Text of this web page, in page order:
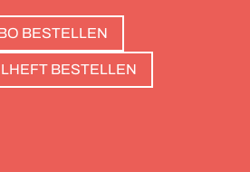
Und die Redaktion hat
die zweierlei gemeinsam
perfekte Basis, um Gipfel zu
wunderschöne Pools, um
BESTELLEN
BESTELLEN